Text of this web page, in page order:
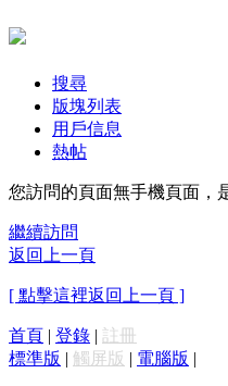
搜尋
版塊列表
用戶信息
熱帖
您訪問的頁面無手機頁面，
繼續訪問
返回上一頁
[ 點擊這裡返回上一頁 ]
首頁 | 登錄 | 註冊
標準版 | 觸屏版 | 電腦版 |